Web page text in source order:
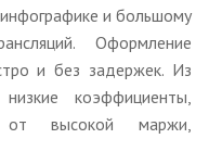
и большому
Оформление
и без задержек. Из
коэффициенты,
от высокой маржи,